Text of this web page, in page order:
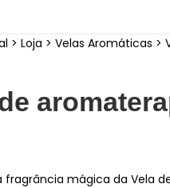
> Loja > Velas Aromáticas >
fragrância mágica da Vela